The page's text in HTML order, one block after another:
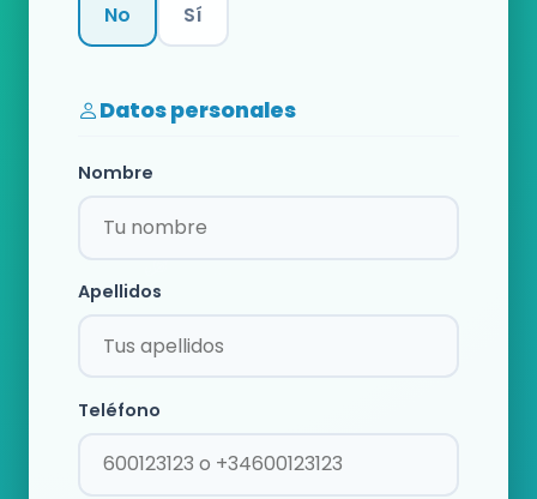
No Sí
Datos personales
Nombre
Apellidos
Teléfono